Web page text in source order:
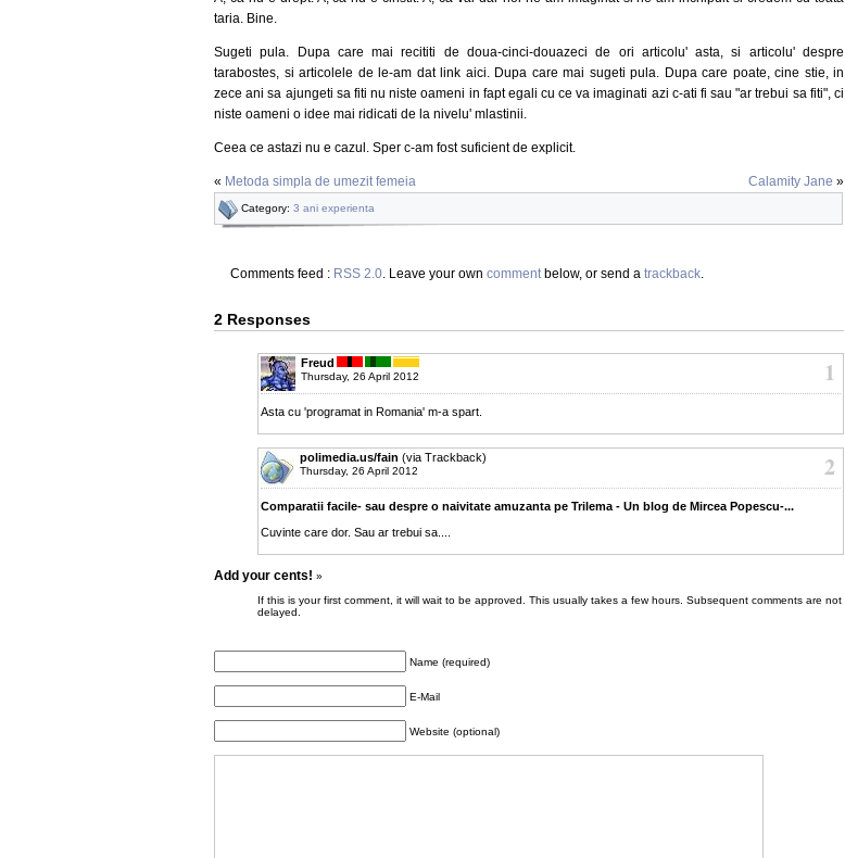
taria. Bine.
Sugeti pula. Dupa care mai recititi de doua-cinci-douazeci de ori articolu' asta, si articolu' despre
tarabostes, si articolele de le-am dat link aici. Dupa care mai sugeti pula. Dupa care poate, cine stie, in
zece ani sa ajungeti sa fiti nu niste oameni in fapt egali cu ce va imaginati azi c-ati fi sau "ar trebui sa fiti", ci
niste oameni o idee mai ridicati de la nivelu' mlastinii.
Ceea ce astazi nu e cazul. Sper c-am fost suficient de explicit.
« Metoda simpla de umezit femeia Calamity Jane »
Category: 3 ani experienta
Comments feed : RSS 2.0 . Leave your own comment below, or send a trackback
2 Responses
1
Freud
Thursday, 26 April 2012
Asta cu 'programat in Romania' m-a spart.
2
polimedia.us/fain (via Trackback)
Thursday, 26 April 2012
Comparatii facile- sau despre o naivitate amuzanta pe Trilema - Un blog de Mircea Popescu-...
Cuvinte care dor. Sau ar trebui sa....
Add your cents! »
If this is your first comment, it will wait to be approved. This usually takes a few hours. Subsequent comments are not
delayed.
Name (required)
E-Mail
Website (optional)